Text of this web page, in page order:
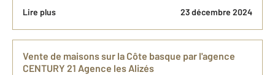
Lire plus 23 décembre 2024
Vente de maisons sur la Côte basque par l'agence
CENTURY 21 Agence les Alizés